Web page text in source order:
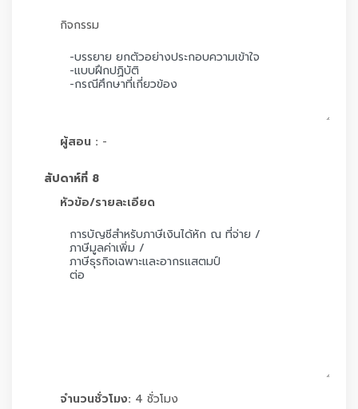
กิจกรรม
ผู้สอน : -
สัปดาห์ที่ 8
หัวข้อ/รายละเอียด
จำนวนชั่วโมง: 4 ชั่วโมง